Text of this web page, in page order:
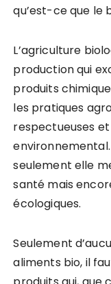
qu’est-ce que le
L’agriculture
production qui
produits
les pratiques
respectueuses et
seulement elle
santé mais
écologiques.
Seulement
aliments bio, il